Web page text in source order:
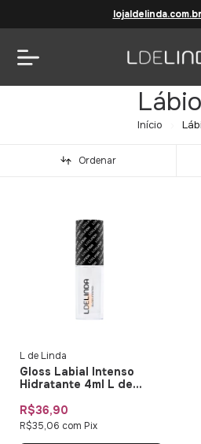
Início
Ordenar
L de Linda
Gloss Labial Intenso
Hidratante 4ml L de
R$36,90
R$35,06 com Pix